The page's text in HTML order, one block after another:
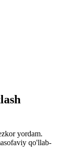
yordam.
qo'llab-